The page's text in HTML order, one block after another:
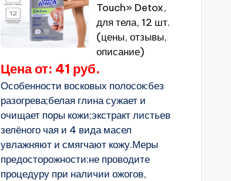
Touch» Detox,
для тела, 12 шт.
(цены, отзывы,
описание)
Цена от: 41 руб.
Особенности восковых полосок:без
разогрева;белая глина сужает и
очищает поры кожи;экстракт листьев
зелёного чая и 4 вида масел
увлажняют и смягчают кожу.Меры
предосторожности:не проводите
процедуру при наличии ожогов,